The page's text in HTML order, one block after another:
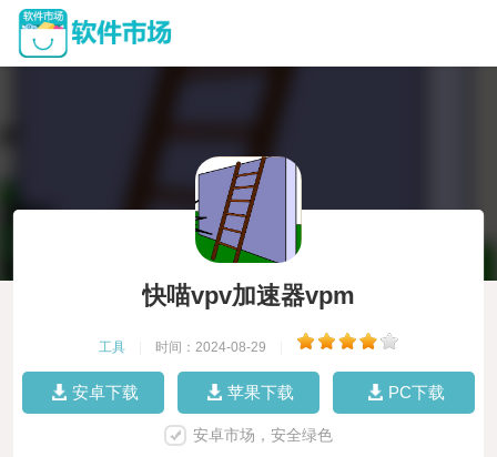
快喵vpv加速器vpm
工具 时间：2024-08-29
安卓下载 苹果下载 PC下载
安卓市场，安全绿色